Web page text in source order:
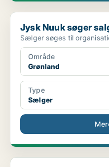
Jysk Nuuk søger
Jysk Nuuk søger
Sælger søges til
Område
Grønland
Type
Sælger
Key Account Manager –